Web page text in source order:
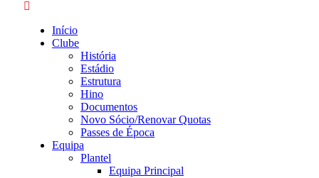
Início
Clube
História
Estádio
Estrutura
Hino
Documentos
Novo Sócio/Renovar Quotas
Passes de Época
Equipa
Plantel
Equipa Principal